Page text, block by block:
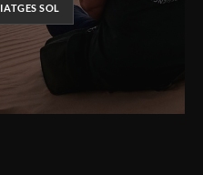
SOL